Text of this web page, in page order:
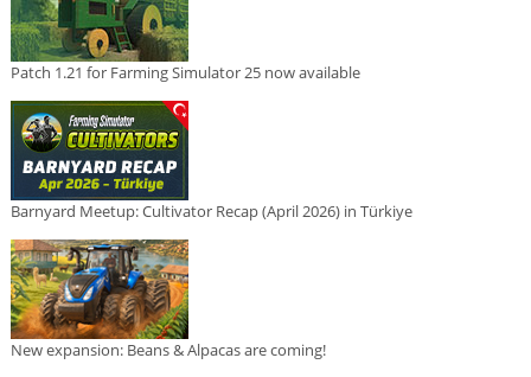
Patch 1.21 for Farming Simulator 25 now available
Barnyard Meetup: Cultivator Recap (April 2026) in Türkiye
New expansion: Beans & Alpacas are coming!